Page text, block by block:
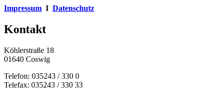
Impressum I Datenschutz
Kontakt
Köhlerstraße 18
01640 Coswig
Telefon: 035243 / 330 0
Telefax: 035243 / 330 33